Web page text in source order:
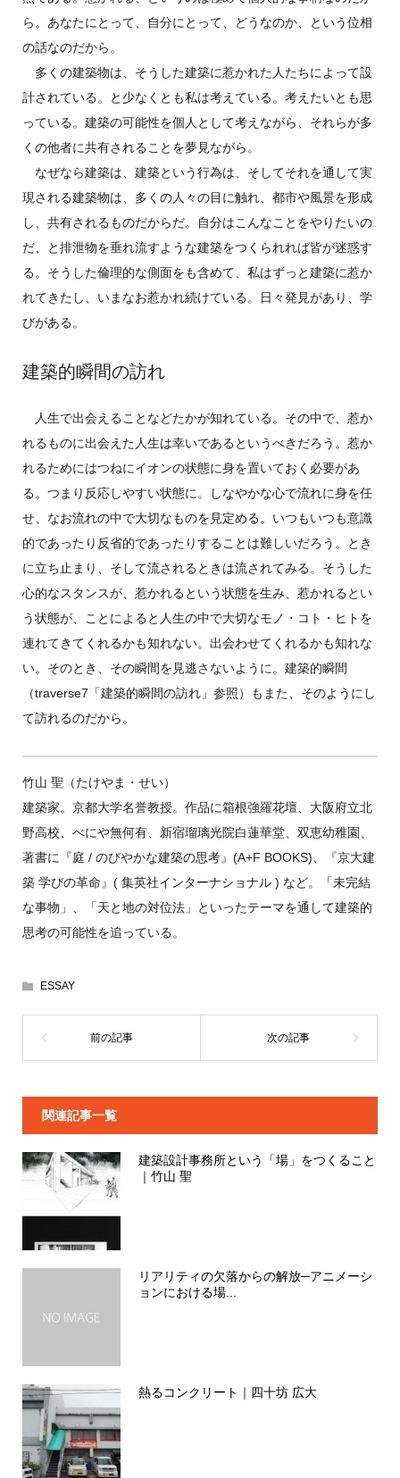
ら。あなたにとって、自分にとって、どうなのか、という位相
の話なのだから。
多くの建築物は、そうした建築に惹かれた人たちによって設
計されている。と少なくとも私は考えている。考えたいとも思
っている。建築の可能性を個人として考えながら、それらが多
くの他者に共有されることを夢見ながら。
なぜなら建築は、建築という行為は、そしてそれを通して実
現される建築物は、多くの人々の目に触れ、都市や風景を形成
し、共有されるものだからだ。自分はこんなことをやりたいの
だ、と排泄物を垂れ流すような建築をつくられれば皆が迷惑す
る。そうした倫理的な側面をも含めて、私はずっと建築に惹か
れてきたし、いまなお惹かれ続けている。日々発見があり、学
びがある。
建築的瞬間の訪れ
人生で出会えることなどたかが知れている。その中で、惹か
れるものに出会えた人生は幸いであるというべきだろう。惹か
れるためにはつねにイオンの状態に身を置いておく必要があ
る。つまり反応しやすい状態に。しなやかな心で流れに身を任
せ、なお流れの中で大切なものを見定める。いつもいつも意識
的であったり反省的であったりすることは難しいだろう。とき
に立ち止まり、そして流されるときは流されてみる。そうした
心的なスタンスが、惹かれるという状態を生み、惹かれるとい
う状態が、ことによると人生の中で大切なモノ・コト・ヒトを
連れてきてくれるかも知れない。出会わせてくれるかも知れな
い。そのとき、その瞬間を見逃さないように。建築的瞬間
（traverse7「建築的瞬間の訪れ」参照）もまた、そのようにし
て訪れるのだから。
竹山 聖（たけやま・せい）
建築家。京都大学名誉教授。作品に箱根強羅花壇、大阪府立北
野高校、べにや無何有、新宿瑠璃光院白蓮華堂、双恵幼稚園、
著書に『庭 / のびやかな建築の思考』(A+F BOOKS)、『京大建
築 学びの革命』( 集英社インターナショナル ) など。「未完結
な事物」、「天と地の対位法」といったテーマを通して建築的
思考の可能性を追っている。
ESSAY
関連記事一覧
建築設計事務所という「場」をつくること
｜竹山 聖
リアリティの欠落からの解放─アニメーシ
ョンにおける場...
熱るコンクリート｜四十坊 広大